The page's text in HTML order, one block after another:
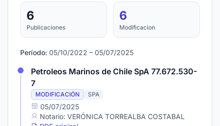
6
Publicaciones
6
Modificacion
Período: 05/10/2022 – 05/07/2025
Petroleos Marinos de Chile SpA 77.672.530-
7
MODIFICACIÓN SPA
05/07/2025
Notario: VERÓNICA TORREALBA COSTABAL